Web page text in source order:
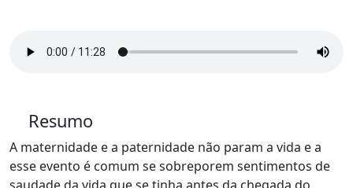
Resumo
A maternidade e a paternidade não param a vida e a
esse evento é comum se sobreporem sentimentos de